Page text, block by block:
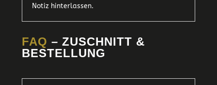
Notiz hinterlassen.
FAQ – ZUSCHNITT &
BESTELLUNG